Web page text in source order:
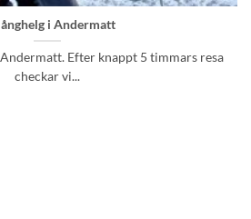
i Andermatt
Efter knappt 5 timmars resa
checkar vi...